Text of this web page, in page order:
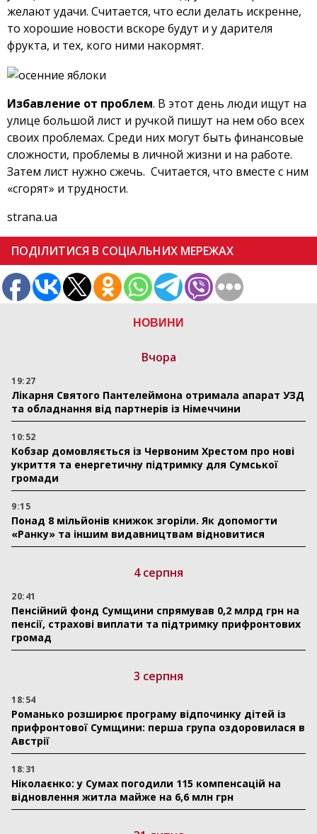
НОВИНИ
Вчора
19:27
Лікарня Святого Пантелеймона отримала апарат УЗД
та обладнання від партнерів із Німеччини
10:52
Кобзар домовляється із Червоним Хрестом про нові
укриття та енергетичну підтримку для Сумської
громади
9:15
Понад 8 мільйонів книжок згоріли. Як допомогти
«Ранку» та іншим видавництвам відновитися
4 серпня
20:41
Пенсійний фонд Сумщини спрямував 0,2 млрд грн на
пенсії, страхові виплати та підтримку прифронтових
громад
3 серпня
18:54
Романько розширює програму відпочинку дітей із
прифронтової Сумщини: перша група оздоровилася в
Австрії
18:31
Ніколаєнко: у Сумах погодили 115 компенсацій на
відновлення житла майже на 6,6 млн грн
желают удачи. Считается, что если делать искренне,
то хорошие новости вскоре будут и у дарителя
фрукта, и тех, кого ними накормят.
Избавление от проблем. В этот день люди ищут на
улице большой лист и ручкой пишут на нем обо всех
своих проблемах. Среди них могут быть финансовые
сложности, проблемы в личной жизни и на работе.
Затем лист нужно сжечь. Считается, что вместе с ним
«сгорят» и трудности.
strana.ua
ПОДІЛИТИСЯ В СОЦІАЛЬНИХ МЕРЕЖАХ